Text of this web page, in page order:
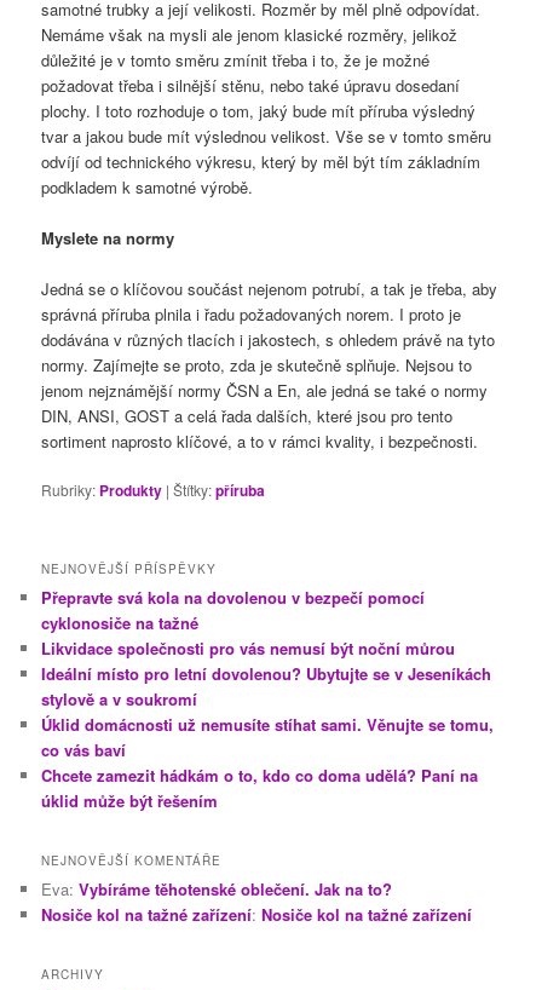
samotné trubky a její velikosti. Rozměr by měl plně odpovídat.
Nemáme však na mysli ale jenom klasické rozměry, jelikož
důležité je v tomto směru zmínit třeba i to, že je možné
požadovat třeba i silnější stěnu, nebo také úpravu dosedaní
plochy. I toto rozhoduje o tom, jaký bude mít příruba výsledný
tvar a jakou bude mít výslednou velikost. Vše se v tomto směru
odvíjí od technického výkresu, který by měl být tím základním
podkladem k samotné výrobě.
Myslete na normy
Jedná se o klíčovou součást nejenom potrubí, a tak je třeba, aby
správná příruba plnila i řadu požadovaných norem. I proto je
dodávána v různých tlacích i jakostech, s ohledem právě na tyto
normy. Zajímejte se proto, zda je skutečně splňuje. Nejsou to
jenom nejznámější normy ČSN a En, ale jedná se také o normy
DIN, ANSI, GOST a celá řada dalších, které jsou pro tento
sortiment naprosto klíčové, a to v rámci kvality, i bezpečnosti.
Rubriky: Produkty |Štítky:příruba
NEJNOVĚJŠÍ PŘÍSPĚVKY
Přepravte svá kola na dovolenou v bezpečí pomocí
cyklonosiče na tažné
Likvidace společnosti pro vás nemusí být noční můrou
Ideální místo pro letní dovolenou? Ubytujte se v Jeseníkách
stylově a v soukromí
Úklid domácnosti už nemusíte stíhat sami. Věnujte se tomu,
co vás baví
Chcete zamezit hádkám o to, kdo co doma udělá? Paní na
úklid může být řešením
NEJNOVĚJŠÍ KOMENTÁŘE
Eva:Vybíráme těhotenské oblečení. Jak na to?
Nosiče kol na tažné zařízení:Nosiče kol na tažné zařízení
ARCHIVY